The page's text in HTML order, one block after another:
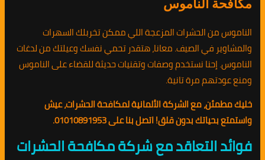
مكافحة الناموس
الناموس من الحشرات المزعجة اللي ممكن تخربلك السهرات
والمشاوير في الصيف. معانا، هتقدر تحمي نفسك وعيلتك من لدغات
الناموس. إحنا نستخدم وصفات وتقنيات حديثة للقضاء على الناموس
ومنع عودتهم مرة تانية.
خليك مطمئن، مع الشركة الألمانية لمكافحة الحشرات، عيش
واستمتع بحياتك بدون قلق! اتصل بنا على 01010891953.
فوائد التعاقد مع شركة مكافحة الحشرات